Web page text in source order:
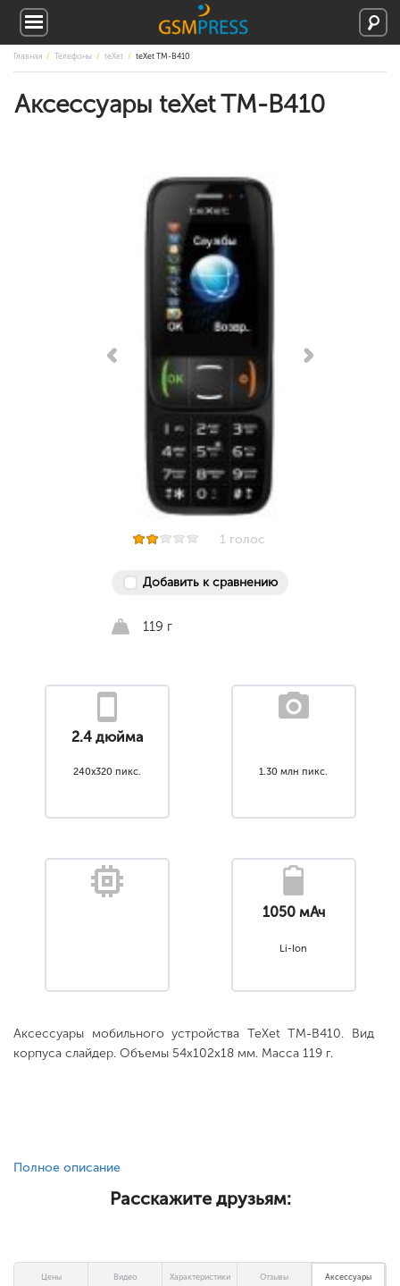
Главная Телефоны teXet teXet TM-B410
Аксессуары teXet TM-B410
1 голос
Добавить к сравнению
119 г
2.4 дюйма
240x320 пикс. 1.30 млн пикс.
1050 мАч
Li-Ion
Аксессуары мобильного устройства TeXet TM-B410. Вид
корпуса слайдер. Объемы 54x102x18 мм. Масса 119 г.
Полное описание
Расскажите друзьям:
Цены Видео Характеристики Отзывы Аксессуары